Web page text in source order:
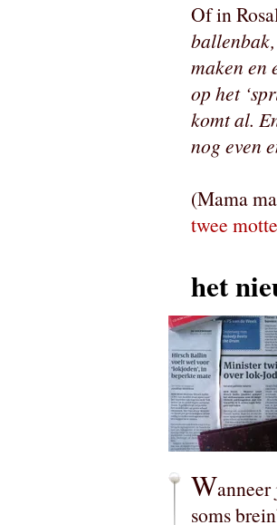
Of in
maken en
op het
komt al.
nog even
(Mama
twee
het
W
soms